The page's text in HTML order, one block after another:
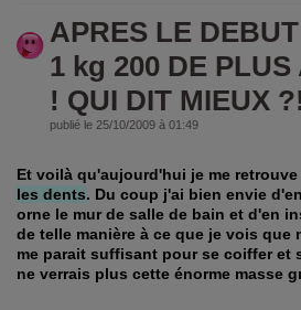
APRES LE
1 kg 200 DE
! QUI DIT
publié le 25/10/2009 à 01:49
Et voilà qu'aujourd'hui je me
les dents. Du coup j'ai bien envie
orne le mur de salle de bain et d'en
de telle manière à ce que je vois que
me parait suffisant pour se coiffer et
ne verrais plus cette énorme masse